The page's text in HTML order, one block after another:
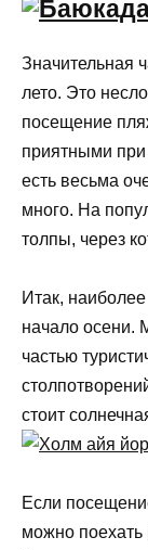
Значительная
лето. Это
посещение
приятными при
есть весьма
много. На
толпы, через
Итак,
начало осени.
частью
стоит
Если
можно поехать